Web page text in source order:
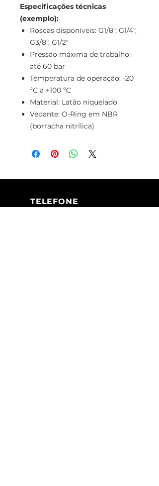
Especificações técnicas
(exemplo):
Roscas disponíveis: G1/8", G1/4",
G3/8", G1/2"
Pressão máxima de trabalho:
até 60 bar
Temperatura de operação: -20
ºC a +100 ºC
Material: Latão niquelado
Vedante: O-Ring em NBR
(borracha nitrílica)
TELEFONE